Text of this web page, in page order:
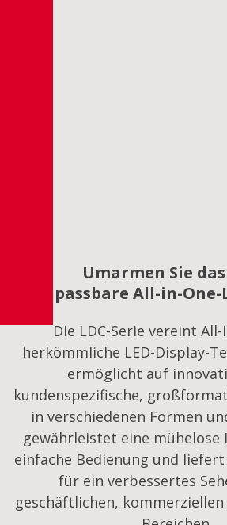
Umarmen Sie
anpassbare All-in-One-
Die LDC-Serie vereint
herkömmliche LED-Display-
ermöglicht auf
kundenspezifische,
in verschiedenen Formen
gewährleistet eine
einfache Bedienung und
für ein verbessertes
geschäftlichen,